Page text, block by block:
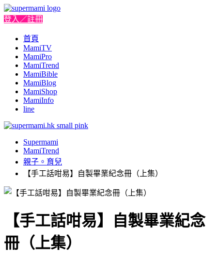
登入／註冊
首頁
MamiTV
MamiPro
MamiTrend
MamiBible
MamiBlog
MamiShop
MamiInfo
line
Supermami
MamiTrend
親子。育兒
【手工話咁易】自製畢業紀念冊（上集）
【手工話咁易】自製畢業紀念
冊（上集）